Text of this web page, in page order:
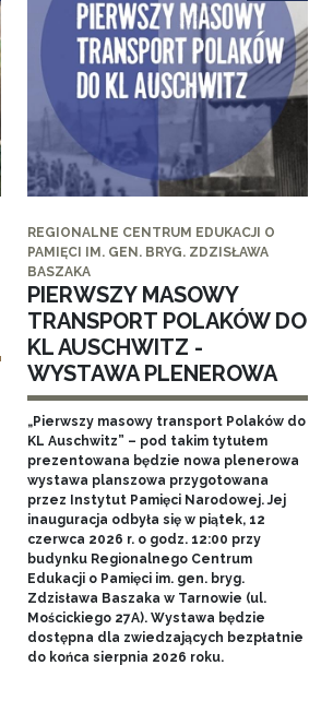
REGIONALNE CENTRUM EDUKACJI O
PAMIĘCI IM. GEN. BRYG. ZDZISŁAWA
BASZAKA
PIERWSZY MASOWY
TRANSPORT POLAKÓW DO
KL AUSCHWITZ -
WYSTAWA PLENEROWA
„Pierwszy masowy transport Polaków do
KL Auschwitz” – pod takim tytułem
prezentowana będzie nowa plenerowa
wystawa planszowa przygotowana
przez Instytut Pamięci Narodowej. Jej
inauguracja odbyła się w piątek, 12
czerwca 2026 r. o godz. 12:00 przy
budynku Regionalnego Centrum
Edukacji o Pamięci im. gen. bryg.
Zdzisława Baszaka w Tarnowie (ul.
Mościckiego 27A). Wystawa będzie
dostępna dla zwiedzających bezpłatnie
do końca sierpnia 2026 roku.